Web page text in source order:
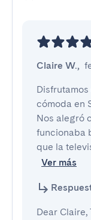
Claire W.,
cómoda en
Nos alegró
funcionaba
que la
Ver más
Dear